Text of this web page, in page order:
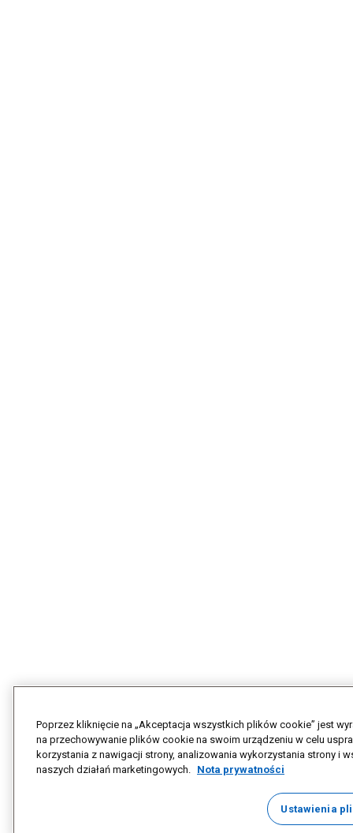
Poprzez kliknięcie na „Akceptacja wszystkich plików cookie” jest
na przechowywanie plików cookie na swoim urządzeniu w celu
korzystania z nawigacji strony, analizowania wykorzystania strony i
naszych działań marketingowych. Nota prywatności
Ustawienia